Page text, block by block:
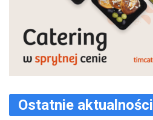
Ostatnie aktualności